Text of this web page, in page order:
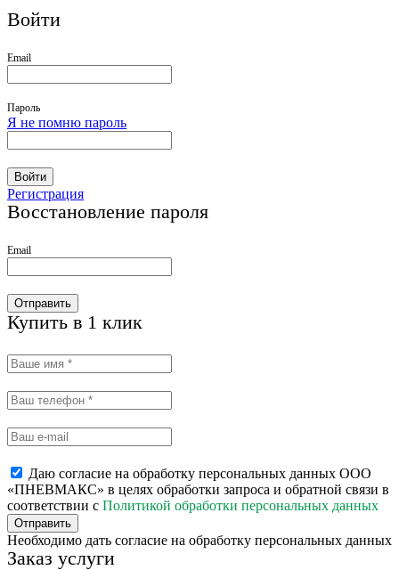
Войти
Email
Пароль
Я не помню пароль
Войти
Регистрация
Восстановление пароля
Email
Отправить
Купить в 1 клик
Даю согласие на обработку персональных данных ООО
«ПНЕВМАКС» в целях обработки запроса и обратной связи в
соответствии с Политикой обработки персональных данных
Отправить
Необходимо дать согласие на обработку персональных данных
Заказ услуги